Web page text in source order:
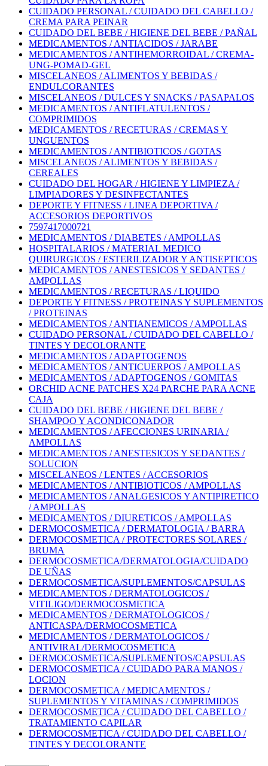
CUIDADO PERSONAL / CUIDADO DEL CABELLO /
CREMA PARA PEINAR
CUIDADO DEL BEBE / HIGIENE DEL BEBE / PAÑAL
MEDICAMENTOS / ANTIACIDOS / JARABE
MEDICAMENTOS / ANTIHEMORROIDAL / CREMA-
UNG-POMAD-GEL
MISCELANEOS / ALIMENTOS Y BEBIDAS /
ENDULCORANTES
MISCELANEOS / DULCES Y SNACKS / PASAPALOS
MEDICAMENTOS / ANTIFLATULENTOS /
COMPRIMIDOS
MEDICAMENTOS / RECETURAS / CREMAS Y
UNGUENTOS
MEDICAMENTOS / ANTIBIOTICOS / GOTAS
MISCELANEOS / ALIMENTOS Y BEBIDAS /
CEREALES
CUIDADO DEL HOGAR / HIGIENE Y LIMPIEZA /
LIMPIADORES Y DESINFECTANTES
DEPORTE Y FITNESS / LINEA DEPORTIVA /
ACCESORIOS DEPORTIVOS
7597417000721
MEDICAMENTOS / DIABETES / AMPOLLAS
HOSPITALARIOS / MATERIAL MEDICO
QUIRURGICOS / ESTERILIZADOR Y ANTISEPTICOS
MEDICAMENTOS / ANESTESICOS Y SEDANTES /
AMPOLLAS
MEDICAMENTOS / RECETURAS / LIQUIDO
DEPORTE Y FITNESS / PROTEINAS Y SUPLEMENTOS
/ PROTEINAS
MEDICAMENTOS / ANTIANEMICOS / AMPOLLAS
CUIDADO PERSONAL / CUIDADO DEL CABELLO /
TINTES Y DECOLORANTE
MEDICAMENTOS / ADAPTOGENOS
MEDICAMENTOS / ANTICUERPOS / AMPOLLAS
MEDICAMENTOS / ADAPTOGENOS / GOMITAS
ORCHID ACNE PATCHES X24 PARCHE PARA ACNE
CAJA
CUIDADO DEL BEBE / HIGIENE DEL BEBE /
SHAMPOO Y ACONDICONADOR
MEDICAMENTOS / AFECCIONES URINARIA /
AMPOLLAS
MEDICAMENTOS / ANESTESICOS Y SEDANTES /
SOLUCION
MISCELANEOS / LENTES / ACCESORIOS
MEDICAMENTOS / ANTIBIOTICOS / AMPOLLAS
MEDICAMENTOS / ANALGESICOS Y ANTIPIRETICO
/ AMPOLLAS
MEDICAMENTOS / DIURETICOS / AMPOLLAS
DERMOCOSMETICA / DERMATOLOGIA / BARRA
DERMOCOSMETICA / PROTECTORES SOLARES /
BRUMA
DERMOCOSMETICA/DERMATOLOGIA/CUIDADO
DE UÑAS
DERMOCOSMETICA/SUPLEMENTOS/CAPSULAS
MEDICAMENTOS / DERMATOLOGICOS /
VITILIGO/DERMOCOSMETICA
MEDICAMENTOS / DERMATOLOGICOS /
ANTICASPA/DERMOCOSMETICA
MEDICAMENTOS / DERMATOLOGICOS /
ANTIVIRAL/DERMOCOSMETICA
DERMOCOSMETICA/SUPLEMENTOS/CAPSULAS
DERMOCOSMETICA / CUIDADO PARA MANOS /
LOCION
DERMOCOSMETICA / MEDICAMENTOS /
SUPLEMENTOS Y VITAMINAS / COMPRIMIDOS
DERMOCOSMETICA / CUIDADO DEL CABELLO /
TRATAMIENTO CAPILAR
DERMOCOSMETICA / CUIDADO DEL CABELLO /
TINTES Y DECOLORANTE